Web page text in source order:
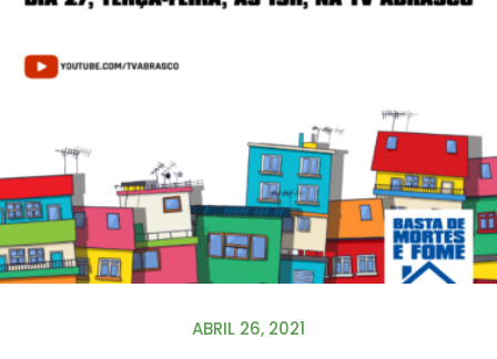
ABRIL 26, 2021